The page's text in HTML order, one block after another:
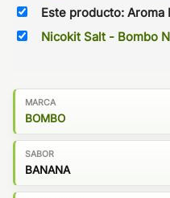
Este producto: Aroma
Nicokit Salt - Bombo
MARCA
BOMBO
SABOR
BANANA